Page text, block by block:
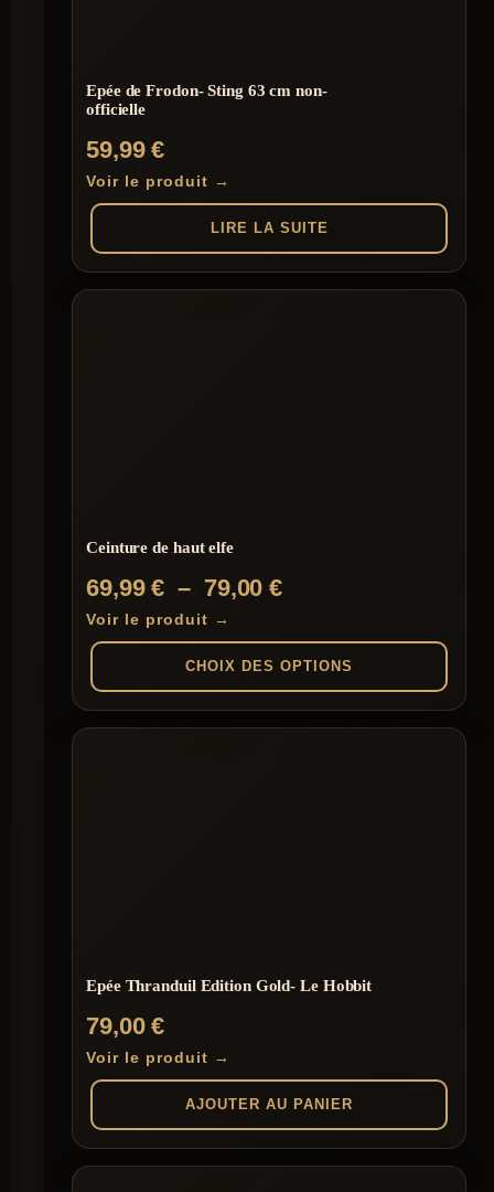
Epée de Frodon- Sting 63 cm non-
officielle
59,99€
Voir le produit →
LIRE LA SUITE
Ceinture de haut elfe
69,99€ – 79,00€Plage
prix :
69,99 €
à
Voir le produit →
CHOIX DES OPTIONS
produit
du
produit
Epée Thranduil Edition Gold- Le Hobbit
79,00€
Voir le produit →
AJOUTER AU PANIER